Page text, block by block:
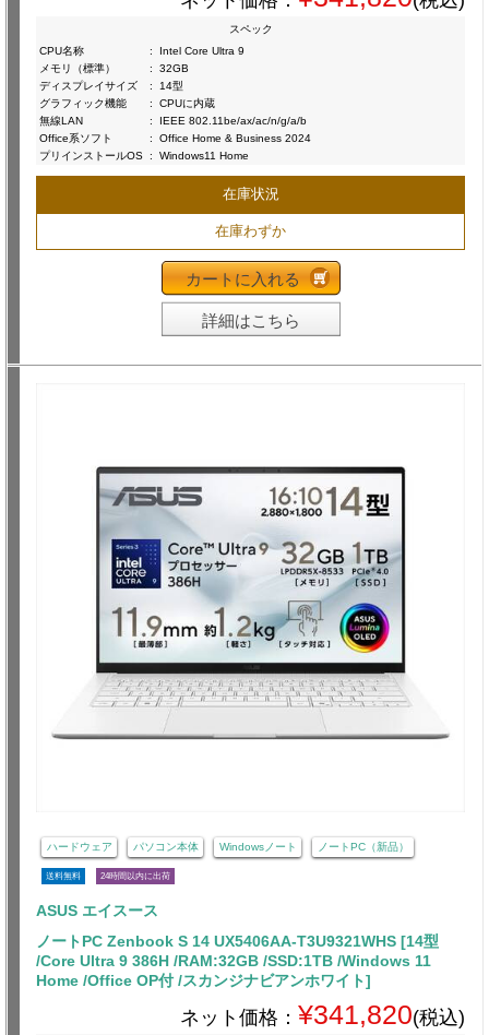
スペック
CPU名称
:
Intel Core Ultra 9
メモリ（標準）
:
32GB
ディスプレイサイズ
:
14型
グラフィック機能
:
CPUに内蔵
無線LAN
:
IEEE 802.11be/ax/ac/n/g/a/b
Office系ソフト
:
Office Home & Business 2024
プリインストールOS : Windows11 Home
在庫状況
在庫わずか
カートに入れる
詳細はこちら
ハードウェア パソコン本体 Windowsノート ノートPC（新品）
送料無料 24時間以内に出荷
ASUS エイスース
ノートPC Zenbook S 14 UX5406AA-T3U9321WHS [14型
/Core Ultra 9 386H /RAM:32GB /SSD:1TB /Windows 11
Home /Office OP付 /スカンジナビアンホワイト]
ネット価格： ¥341,820(税込)